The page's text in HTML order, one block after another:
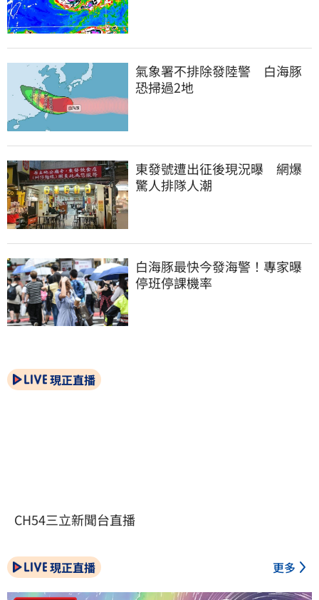
氣象署不排除發陸警　白海豚
恐掃過2地
東發號遭出征後現況曝　網爆
驚人排隊人潮
白海豚最快今發海警！專家曝
停班停課機率
現正直播
CH54三立新聞台直播
現正直播 更多